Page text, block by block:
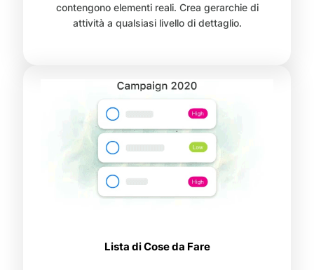
contengono elementi reali. Crea gerarchie di
attività a qualsiasi livello di dettaglio.
Lista di Cose da Fare